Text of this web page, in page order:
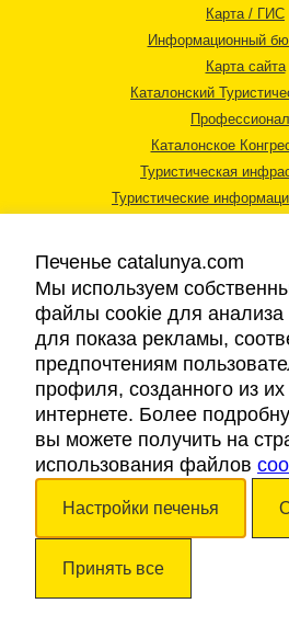
Карта / ГИС
Информационный
Карта сайта
Каталонский
Каталонское
Туристическая
Туристические
Правовая
Cookies
Доступность
Авторские права © 2026. Каталонский
Печенье catalunya.com
Мы используем
файлы cookie для анализа
для показа рекламы,
предпочтениям
профиля, созданного из
интернете. Более
вы можете получить на
использования файлов
Настройки печенья
Принять все